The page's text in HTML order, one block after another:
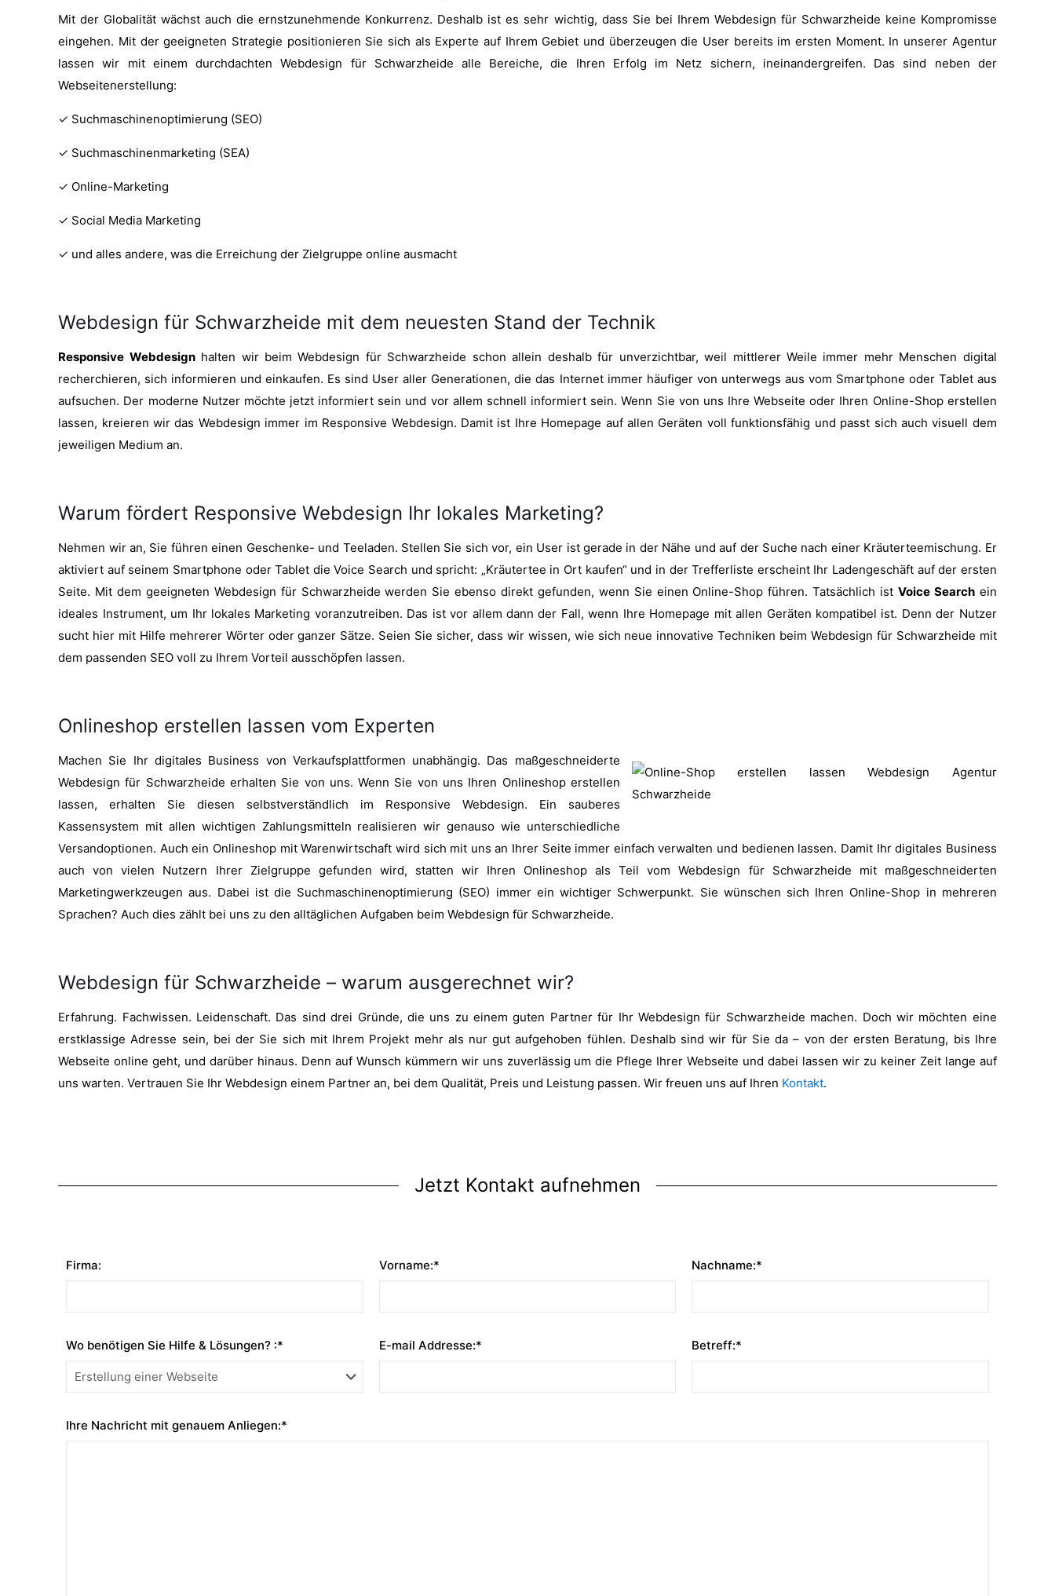
Mit der Globalität wächst auch die ernstzunehmende Konkurrenz. Deshalb ist es sehr wichtig, dass Sie bei Ihrem Webdesign für Schwarzheide keine Kompromisse
eingehen. Mit der geeigneten Strategie positionieren Sie sich als Experte auf Ihrem Gebiet und überzeugen die User bereits im ersten Moment. In unserer Agentur
lassen wir mit einem durchdachten Webdesign für Schwarzheide alle Bereiche, die Ihren Erfolg im Netz sichern, ineinandergreifen. Das sind neben der
Webseitenerstellung:
✓ Suchmaschinenoptimierung (SEO)
✓ Suchmaschinenmarketing (SEA)
✓ Online-Marketing
✓ Social Media Marketing
✓ und alles andere, was die Erreichung der Zielgruppe online ausmacht
Webdesign für Schwarzheide mit dem neuesten Stand der Technik
Responsive Webdesignhalten wir beim Webdesign für Schwarzheide schon allein deshalb für unverzichtbar, weil mittlerer Weile immer mehr Menschen digital
recherchieren, sich informieren und einkaufen. Es sind User aller Generationen, die das Internet immer häufiger von unterwegs aus vom Smartphone oder Tablet aus
aufsuchen. Der moderne Nutzer möchte jetzt informiert sein und vor allem schnell informiert sein. Wenn Sie von uns Ihre Webseite oder Ihren Online-Shop erstellen
lassen, kreieren wir das Webdesign immer im Responsive Webdesign. Damit ist Ihre Homepage auf allen Geräten voll funktionsfähig und passt sich auch visuell dem
jeweiligen Medium an.
Warum fördert Responsive Webdesign Ihr lokales Marketing?
Nehmen wir an, Sie führen einen Geschenke- und Teeladen. Stellen Sie sich vor, ein User ist gerade in der Nähe und auf der Suche nach einer Kräuterteemischung. Er
aktiviert auf seinem Smartphone oder Tablet die Voice Search und spricht: „Kräutertee in Ort kaufen“ und in der Trefferliste erscheint Ihr Ladengeschäft auf der ersten
Seite. Mit dem geeigneten Webdesign für Schwarzheide werden Sie ebenso direkt gefunden, wenn Sie einen Online-Shop führen. Tatsächlich istVoice Searchein
ideales Instrument, um Ihr lokales Marketing voranzutreiben. Das ist vor allem dann der Fall, wenn Ihre Homepage mit allen Geräten kompatibel ist. Denn der Nutzer
sucht hier mit Hilfe mehrerer Wörter oder ganzer Sätze. Seien Sie sicher, dass wir wissen, wie sich neue innovative Techniken beim Webdesign für Schwarzheide mit
dem passenden SEO voll zu Ihrem Vorteil ausschöpfen lassen.
Onlineshop erstellen lassen vom Experten
Machen Sie Ihr digitales Business von Verkaufsplattformen unabhängig. Das maßgeschneiderte
Webdesign für Schwarzheide erhalten Sie von uns. Wenn Sie von uns Ihren Onlineshop erstellen
lassen, erhalten Sie diesen selbstverständlich im Responsive Webdesign. Ein sauberes
Kassensystem mit allen wichtigen Zahlungsmitteln realisieren wir genauso wie unterschiedliche
Versandoptionen. Auch ein Onlineshop mit Warenwirtschaft wird sich mit uns an Ihrer Seite immer einfach verwalten und bedienen lassen. Damit Ihr digitales Business
auch von vielen Nutzern Ihrer Zielgruppe gefunden wird, statten wir Ihren Onlineshop als Teil vom Webdesign für Schwarzheide mit maßgeschneiderten
Marketingwerkzeugen aus. Dabei ist die Suchmaschinenoptimierung (SEO) immer ein wichtiger Schwerpunkt. Sie wünschen sich Ihren Online-Shop in mehreren
Sprachen? Auch dies zählt bei uns zu den alltäglichen Aufgaben beim Webdesign für Schwarzheide.
Webdesign für Schwarzheide – warum ausgerechnet wir?
Erfahrung. Fachwissen. Leidenschaft. Das sind drei Gründe, die uns zu einem guten Partner für Ihr Webdesign für Schwarzheide machen. Doch wir möchten eine
erstklassige Adresse sein, bei der Sie sich mit Ihrem Projekt mehr als nur gut aufgehoben fühlen. Deshalb sind wir für Sie da – von der ersten Beratung, bis Ihre
Webseite online geht, und darüber hinaus. Denn auf Wunsch kümmern wir uns zuverlässig um die Pflege Ihrer Webseite und dabei lassen wir zu keiner Zeit lange auf
uns warten. Vertrauen Sie Ihr Webdesign einem Partner an, bei dem Qualität, Preis und Leistung passen. Wir freuen uns auf Ihren Kontakt.
Jetzt Kontakt aufnehmen
Firma: Vorname:* Nachname:*
Wo benötigen Sie Hilfe & Lösungen? :* E-mail Addresse:* Betreff:*
Ihre Nachricht mit genauem Anliegen:*